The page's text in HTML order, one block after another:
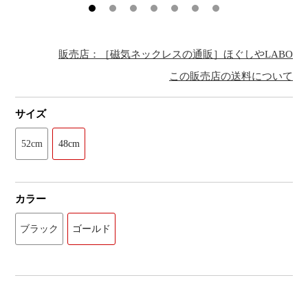
販売店：［磁気ネックレスの通販］ほぐしやLABO
この販売店の送料について
サイズ
52cm 48cm
カラー
ブラック ゴールド